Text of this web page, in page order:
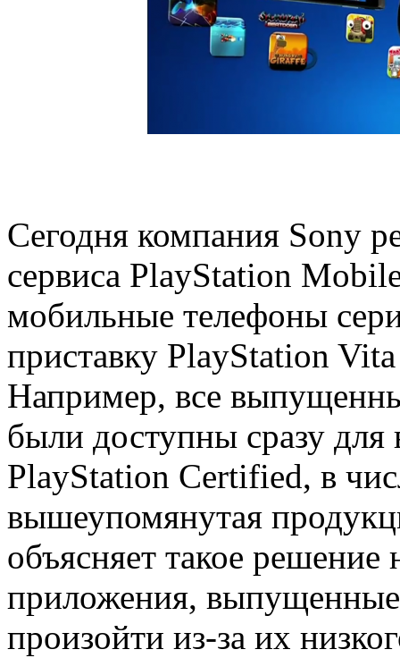
Сегодня компания Sony
сервиса PlayStation
мобильные телефоны
приставку PlayStation
Например, все
были доступны сразу для
PlayStation Certified, в
вышеупомянутая
объясняет такое
приложения, выпущенные
произойти из-за их